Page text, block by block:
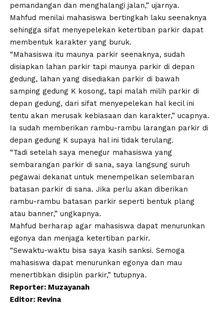
pemandangan dan menghalangi jalan,” ujarnya.
Mahfud menilai mahasiswa bertingkah laku seenaknya
sehingga sifat menyepelekan ketertiban parkir dapat
membentuk karakter yang buruk.
“Mahasiswa itu maunya parkir seenaknya, sudah
disiapkan lahan parkir tapi maunya parkir di depan
gedung, lahan yang disediakan parkir di bawah
samping gedung K kosong, tapi malah milih parkir di
depan gedung, dari sifat menyepelekan hal kecil ini
tentu akan merusak kebiasaan dan karakter,” ucapnya.
Ia sudah memberikan rambu-rambu larangan parkir di
depan gedung K supaya hal ini tidak terulang.
“Tadi setelah saya menegur mahasiswa yang
sembarangan parkir di sana, saya langsung suruh
pegawai dekanat untuk menempelkan selembaran
batasan parkir di sana. Jika perlu akan diberikan
rambu-rambu batasan parkir seperti bentuk plang
atau banner,” ungkapnya.
Mahfud berharap agar mahasiswa dapat menurunkan
egonya dan menjaga ketertiban parkir.
“Sewaktu-waktu bisa saya kasih sanksi. Semoga
mahasiswa dapat menurunkan egonya dan mau
menertibkan disiplin parkir,” tutupnya.
Reporter: Muzayanah
Editor: Revina